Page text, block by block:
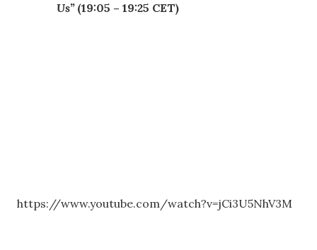
Us”(19:05 – 19:25 CET)
https://www.youtube.com/watch?v=jCi3U5NhV3M